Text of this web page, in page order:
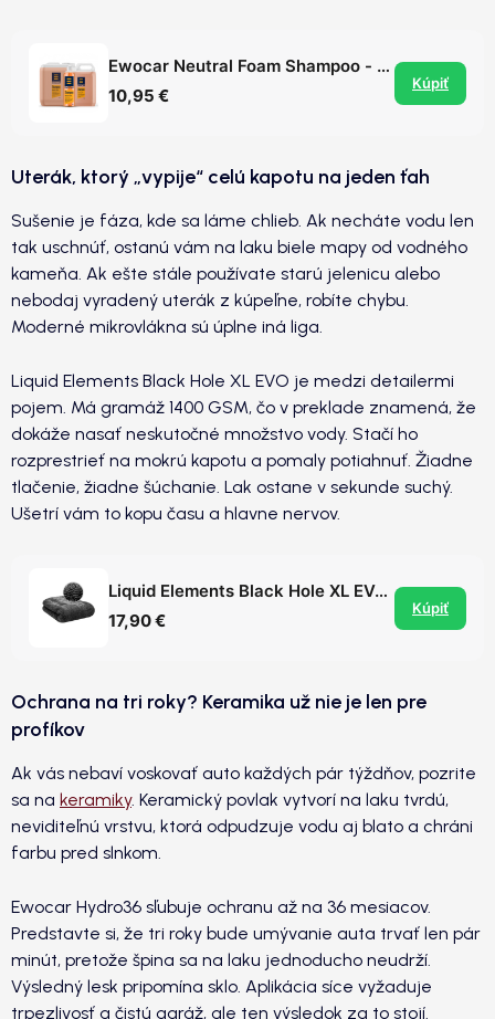
Ewocar Neutral Foam Shampoo - pH neutrálna aktívna pena / šampón
10,95 €
Kúpiť
Uterák, ktorý „vypije“ celú kapotu na jeden ťah
Sušenie je fáza, kde sa láme chlieb. Ak necháte vodu len
tak uschnúť, ostanú vám na laku biele mapy od vodného
kameňa. Ak ešte stále používate starú jelenicu alebo
nebodaj vyradený uterák z kúpeľne, robíte chybu.
Moderné mikrovlákna sú úplne iná liga.
Liquid Elements Black Hole XL EVO je medzi detailermi
pojem. Má gramáž 1400 GSM, čo v preklade znamená, že
dokáže nasať neskutočné množstvo vody. Stačí ho
rozprestrieť na mokrú kapotu a pomaly potiahnuť. Žiadne
tlačenie, žiadne šúchanie. Lak ostane v sekunde suchý.
Ušetrí vám to kopu času a hlavne nervov.
Liquid Elements Black Hole XL EVO - sušiaci uterák, 50x80cm, 1400GSM
17,90 €
Kúpiť
Ochrana na tri roky? Keramika už nie je len pre
profíkov
Ak vás nebaví voskovať auto každých pár týždňov, pozrite
sa na keramiky. Keramický povlak vytvorí na laku tvrdú,
neviditeľnú vrstvu, ktorá odpudzuje vodu aj blato a chráni
farbu pred slnkom.
Ewocar Hydro36 sľubuje ochranu až na 36 mesiacov.
Predstavte si, že tri roky bude umývanie auta trvať len pár
minút, pretože špina sa na laku jednoducho neudrží.
Výsledný lesk pripomína sklo. Aplikácia síce vyžaduje
trpezlivosť a čistú garáž, ale ten výsledok za to stojí.